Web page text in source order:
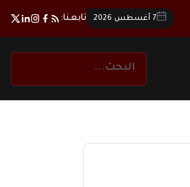
7 أغسطس 2026 تابعنا: